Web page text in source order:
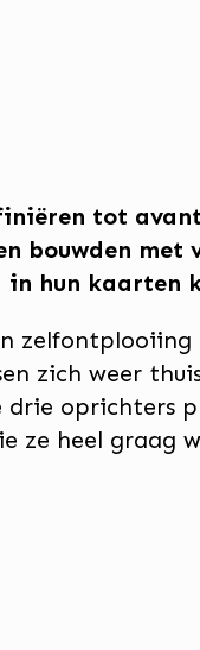
tot
bouwden met
in hun kaarten
zelfontplooiing
zich weer
drie oprichters
ze heel graag